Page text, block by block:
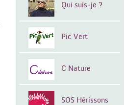
Qui suis-je ?
Pic Vert
C Nature
SOS Hérissons